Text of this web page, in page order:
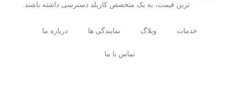
ترین قیمت، به یک متخصص کاربلد دسترسی داشته باشند.
خدمات وبلاگ نمایندگی ها درباره ما
تماس با ما